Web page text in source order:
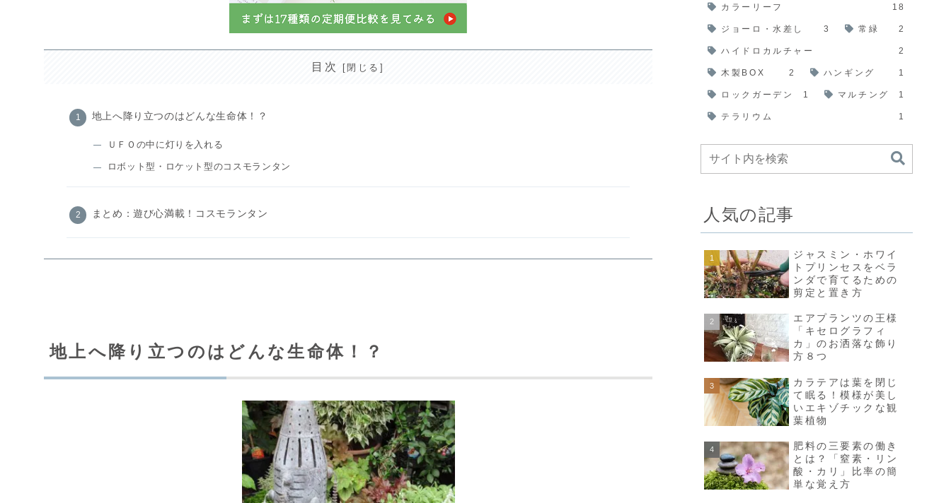
目次
地上へ降り立つのはどんな生命体！？
ＵＦＯの中に灯りを入れる
ロボット型・ロケット型のコスモランタン
まとめ：遊び心満載！コスモランタン
地上へ降り立つのはどんな生命体！？
カラーリーフ 18
ジョーロ・水差し 3 常緑 2
ハイドロカルチャー 2
木製BOX 2 ハンギング 1
ロックガーデン 1 マルチング 1
テラリウム 1
人気の記事
ジャスミン・ホワイ
トプリンセスをベラ
ンダで育てるための
剪定と置き方
エアプランツの王様
「キセログラフィ
カ」のお洒落な飾り
方８つ
カラテアは葉を閉じ
て眠る！模様が美し
いエキゾチックな観
葉植物
肥料の三要素の働き
とは？「窒素・リン
酸・カリ」比率の簡
単な覚え方